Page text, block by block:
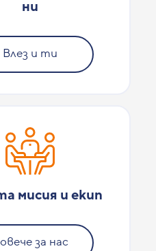
ни
Влез и ти
мисия и екип
за нас